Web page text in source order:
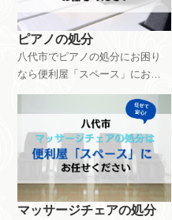
お問い合わせください。
ピアノの処分
八代市でピアノの処分にお困り
なら便利屋「スペース」にお任
イズや製造メーカ－、搬出環
境、状態などによって料金設定
は異なります。ご相談・見積も
りは無料です。お気軽にお問い
マッサージチェアの処分